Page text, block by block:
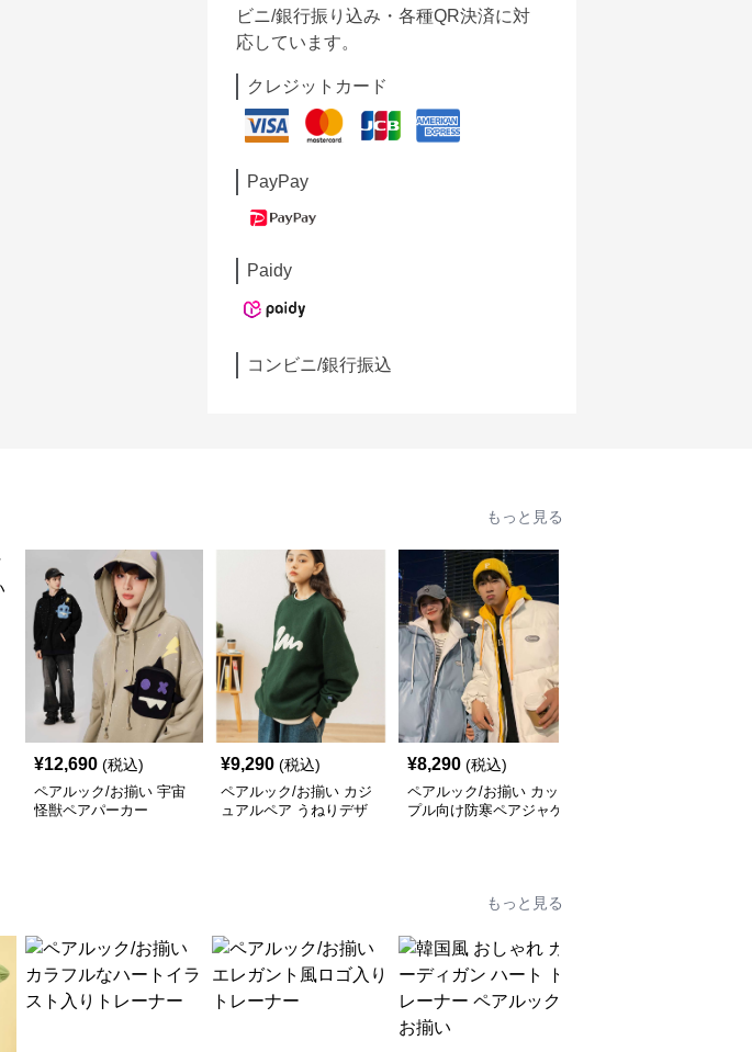
ビニ/銀行振り込み・各種QR決済に対
応しています。
クレジットカード
PayPay
Paidy
コンビニ/銀行振込
もっと見る
¥12,690 (税込)
ペアルック/お揃い 宇宙
怪獣ペアパーカー
¥9,290 (税込)
ペアルック/お揃い カジ
ュアルペア うねりデザ
¥8,290 (税込)
ペアルック/お揃い カッ
プル向け防寒ペアジャケ
もっと見る